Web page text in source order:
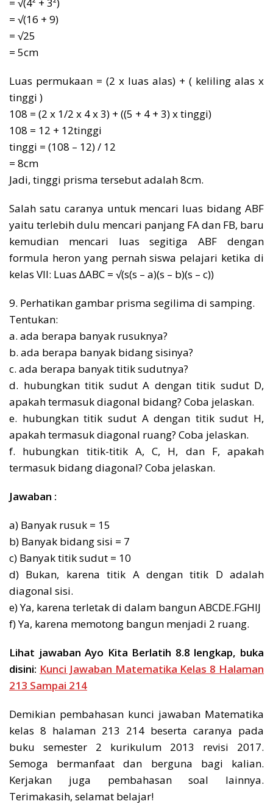
= √(16 + 9)
= √25
= 5cm
Luas permukaan = (2 x luas alas) + ( keliling alas x
tinggi )
108 = (2 x 1/2 x 4 x 3) + ((5 + 4 + 3) x tinggi)
108 = 12 + 12tinggi
tinggi = (108 – 12) / 12
= 8cm
Jadi, tinggi prisma tersebut adalah 8cm.
Salah satu caranya untuk mencari luas bidang ABF
yaitu terlebih dulu mencari panjang FA dan FB, baru
kemudian mencari luas segitiga ABF dengan
formula heron yang pernah siswa pelajari ketika di
kelas VII: Luas ∆ABC = √(s(s – a)(s – b)(s – c))
9. Perhatikan gambar prisma segilima di samping.
Tentukan:
a. ada berapa banyak rusuknya?
b. ada berapa banyak bidang sisinya?
c. ada berapa banyak titik sudutnya?
d. hubungkan titik sudut A dengan titik sudut D,
apakah termasuk diagonal bidang? Coba jelaskan.
e. hubungkan titik sudut A dengan titik sudut H,
apakah termasuk diagonal ruang? Coba jelaskan.
f. hubungkan titik-titik A, C, H, dan F, apakah
termasuk bidang diagonal? Coba jelaskan.
Jawaban :
a) Banyak rusuk = 15
b) Banyak bidang sisi = 7
c) Banyak titik sudut = 10
d) Bukan, karena titik A dengan titik D adalah
diagonal sisi.
e) Ya, karena terletak di dalam bangun ABCDE.FGHIJ
f) Ya, karena memotong bangun menjadi 2 ruang.
Lihat jawaban Ayo Kita Berlatih 8.8 lengkap, buka
disini: Kunci Jawaban Matematika Kelas 8 Halaman
213 Sampai 214
Demikian pembahasan kunci jawaban Matematika
kelas 8 halaman 213 214 beserta caranya pada
buku semester 2 kurikulum 2013 revisi 2017.
Semoga bermanfaat dan berguna bagi kalian.
Kerjakan juga pembahasan soal lainnya.
Terimakasih, selamat belajar!